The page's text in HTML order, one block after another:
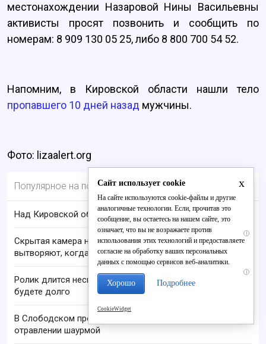
местонахождении Назаровой Нины Васильевны
активисты просят позвонить и сообщить по
номерам: 8 909 130 05 25, либо 8 800 700 54 52.
Напомним, в Кировской области нашли тело
пропавшего 10 дней назад мужчины.
Фото: lizaalert.org
Популярное на портале
Над Кировской областью сбили БПЛА
i
Скрытая камера на пляже Крыма: Что люди
вытворяют, когда их не видят...
i
Ролик длится несколько секунд, а смеяться вы
будете долго
В Слободском проверяют сообщение о пищевом
отравлении шаурмой
x
Сайт использует cookie
На сайте используются cookie-файлы и другие
аналогичные технологии. Если, прочитав это
сообщение, вы остаетесь на нашем сайте, это
означает, что вы не возражаете против
использования этих технологий и предоставляете
согласие на обработку ваших персональных
данных с помощью сервисов веб-аналитики.
Хорошо Подробнее
CookieWidget